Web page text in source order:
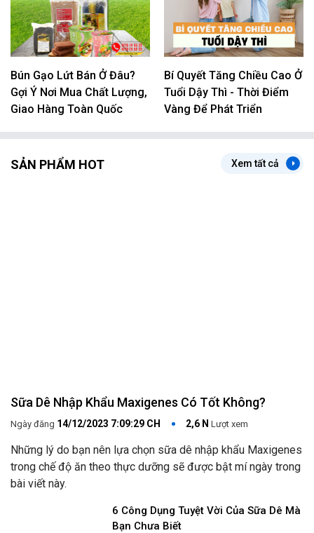
​Bún Gạo Lứt Bán Ở Đâu?
Gợi Ý Nơi Mua Chất Lượng,
Giao Hàng Toàn Quốc
Bí Quyết Tăng Chiều Cao Ở
Tuổi Dậy Thì - Thời Điểm
Vàng Để Phát Triển
SẢN PHẨM HOT Xem tất cả
Sữa Dê Nhập Khẩu Maxigenes Có Tốt Không?
Ngày đăng 14/12/2023 7:09:29 CH 2,6 N Lượt xem
Những lý do bạn nên lựa chọn sữa dê nhập khẩu Maxigenes
trong chế độ ăn theo thực dưỡng sẽ được bật mí ngày trong
bài viết này.
6 Công Dụng Tuyệt Vời Của Sữa Dê Mà
Bạn Chưa Biết